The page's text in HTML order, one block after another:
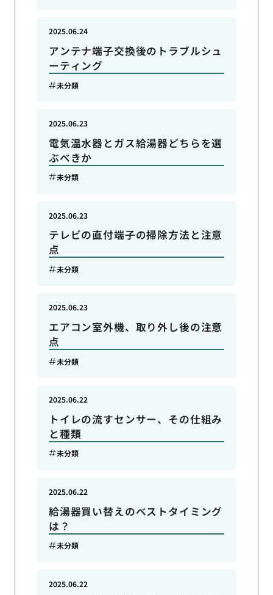
アンテナ端子交換後のトラブルシュ
ーティング
2025.06.24
未分類
電気温水器とガス給湯器どちらを選
ぶべきか
2025.06.23
未分類
テレビの直付端子の掃除方法と注意
点
2025.06.23
未分類
エアコン室外機、取り外し後の注意
点
2025.06.23
未分類
トイレの流すセンサー、その仕組み
と種類
2025.06.22
未分類
給湯器買い替えのベストタイミング
は？
2025.06.22
未分類
2025.06.22